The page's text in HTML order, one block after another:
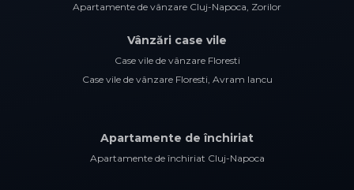
Apartamente de vânzare Cluj-Napoca, Zorilor
Vânzări case vile
Case vile de vânzare Floresti
Case vile de vânzare Floresti, Avram Iancu
Apartamente de închiriat
Apartamente de închiriat Cluj-Napoca